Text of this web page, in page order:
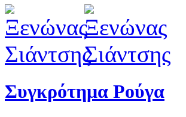
Συγκρότημα Ρούγα